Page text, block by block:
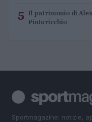
5 Il patrimonio di
Pinturicchio
Sportmagazine: notizie,